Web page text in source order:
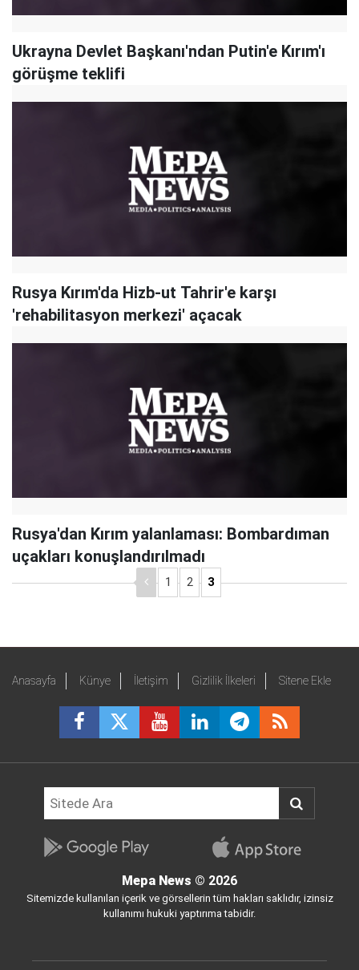
Ukrayna Devlet Başkanı'ndan Putin'e Kırım'ı
görüşme teklifi
Rusya Kırım'da Hizb-ut Tahrir'e karşı
'rehabilitasyon merkezi' açacak
Rusya'dan Kırım yalanlaması: Bombardıman
uçakları konuşlandırılmadı
1 2 3
Anasayfa Künye İletişim Gizlilik İlkeleri Sitene Ekle
Mepa News © 2026
Sitemizde kullanılan içerik ve görsellerin tüm hakları saklıdır, izinsiz
kullanımı hukuki yaptırıma tabidir.